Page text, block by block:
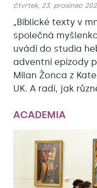
čtvrtek, 23. prosinec
„Biblické texty v
společná
uvádí do studia
adventní epizody
Milan Žonca z
UK. A radí, jak
ACADEMIA